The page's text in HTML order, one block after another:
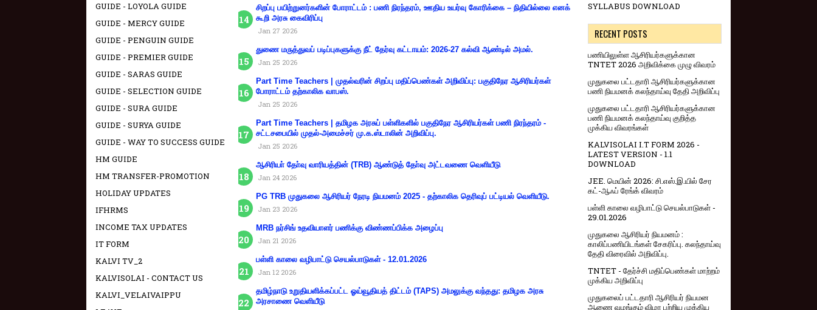
சிறப்பு பயிற்றுனர்களின் போராட்டம் : பணி நிரந்தரம், ஊதிய உயர்வு கோரிக்கை – நிதியில்லை எனக்
கூறி அரசு கைவிரிப்பு
Jan 27 2026
துணை மருத்துவப் படிப்புகளுக்கு நீட் தேர்வு கட்டாயம்: 2026-27 கல்வி ஆண்டில் அமல்.
Jan 25 2026
Part Time Teachers | முதல்வரின் சிறப்பு மதிப்பெண்கள் அறிவிப்பு: பகுதிநேர ஆசிரியர்கள்
போராட்டம் தற்காலிக வாபஸ்.
Jan 25 2026
Part Time Teachers | தமிழக அரசுப் பள்ளிகளில் பகுதிநேர ஆசிரியர்கள் பணி நிரந்தரம் -
சட்டசபையில் முதல்-அமைச்சர் மு.க.ஸ்டாலின் அறிவிப்பு.
Jan 25 2026
ஆசிரியா் தோ்வு வாரியத்தின் (TRB) ஆண்டுத் தோ்வு அட்டவணை வெளியீடு
Jan 24 2026
PG TRB முதுகலை ஆசிரியர் நேரடி நியமனம் 2025 - தற்காலிக தெரிவுப் பட்டியல் வெளியீடு.
Jan 23 2026
MRB நர்சிங் உதவியாளர் பணிக்கு விண்ணப்பிக்க அழைப்பு
Jan 21 2026
பள்ளி காலை வழிபாட்டு செயல்பாடுகள் - 12.01.2026
Jan 12 2026
தமிழ்நாடு உறுதியளிக்கப்பட்ட ஓய்வூதியத் திட்டம் (TAPS) அமலுக்கு வந்தது: தமிழக அரசு
அரசாணை வெளியீடு
GUIDE - LOYOLA GUIDE
GUIDE - MERCY GUIDE
GUIDE - PENGUIN GUIDE
GUIDE - PREMIER GUIDE
GUIDE - SARAS GUIDE
GUIDE - SELECTION GUIDE
GUIDE - SURA GUIDE
GUIDE - SURYA GUIDE
GUIDE - WAY TO SUCCESS GUIDE
HM GUIDE
HM TRANSFER-PROMOTION
HOLIDAY UPDATES
IFHRMS
INCOME TAX UPDATES
IT FORM
KALVI TV_2
KALVISOLAI - CONTACT US
KALVI_VELAIVAIPPU
SYLLABUS DOWNLOAD
RECENT POSTS
பணியிலுள்ள ஆசிரியர்களுக்கான
TNTET 2026 அறிவிக்கை முழு விவரம்
முதுகலை பட்டதாரி ஆசிரியர்களுக்கான
பணி நியமனக் கலந்தாய்வு தேதி அறிவிப்பு
முதுகலை பட்டதாரி ஆசிரியர்களுக்கான
பணி நியமனக் கலந்தாய்வு குறித்த
முக்கிய விவரங்கள்
KALVISOLAI I.T FORM 2026 -
LATEST VERSION - 1.1
DOWNLOAD
JEE. மெயின் 2026: சி.எஸ்.இ.யில் சேர
கட்-ஆஃப் ரேங்க் விவரம்
பள்ளி காலை வழிபாட்டு செயல்பாடுகள் -
29.01.2026
முதுகலை ஆசிரியர் நியமனம் :
காலிப்பணியிடங்கள் சேகரிப்பு. கலந்தாய்வு
தேதி விரைவில் அறிவிப்பு.
TNTET - தேர்ச்சி மதிப்பெண்கள் மாற்றம்
முக்கிய அறிவிப்பு
முதுகலைப் பட்டதாரி ஆசிரியர் நியமன
ஆணை வழங்கும் விழா பற்றிய முக்கிய